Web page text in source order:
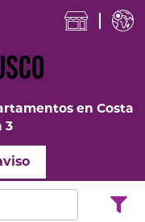
en Costa
3